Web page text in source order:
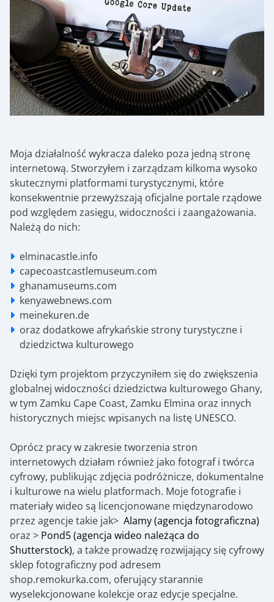
Moja działalność wykracza daleko poza jedną stronę
internetową. Stworzyłem i zarządzam kilkoma wysoko
skutecznymi platformami turystycznymi, które
konsekwentnie przewyższają oficjalne portale rządowe
pod względem zasięgu, widoczności i zaangażowania.
Należą do nich:
elminacastle.info
capecoastcastlemuseum.com
ghanamuseums.com
kenyawebnews.com
meinekuren.de
oraz dodatkowe afrykańskie strony turystyczne i
dziedzictwa kulturowego
Dzięki tym projektom przyczyniłem się do zwiększenia
globalnej widoczności dziedzictwa kulturowego Ghany,
w tym Zamku Cape Coast, Zamku Elmina oraz innych
historycznych miejsc wpisanych na listę UNESCO.
Oprócz pracy w zakresie tworzenia stron
internetowych działam również jako fotograf i twórca
cyfrowy, publikując zdjęcia podróżnicze, dokumentalne
i kulturowe na wielu platformach. Moje fotografie i
materiały wideo są licencjonowane międzynarodowo
przez agencje takie jak> Alamy (agencja fotograficzna)
oraz > Pond5 (agencja wideo należąca do
Shutterstock), a także prowadzę rozwijający się cyfrowy
sklep fotograficzny pod adresem
shop.remokurka.com, oferujący starannie
wyselekcjonowane kolekcje oraz edycje specjalne.